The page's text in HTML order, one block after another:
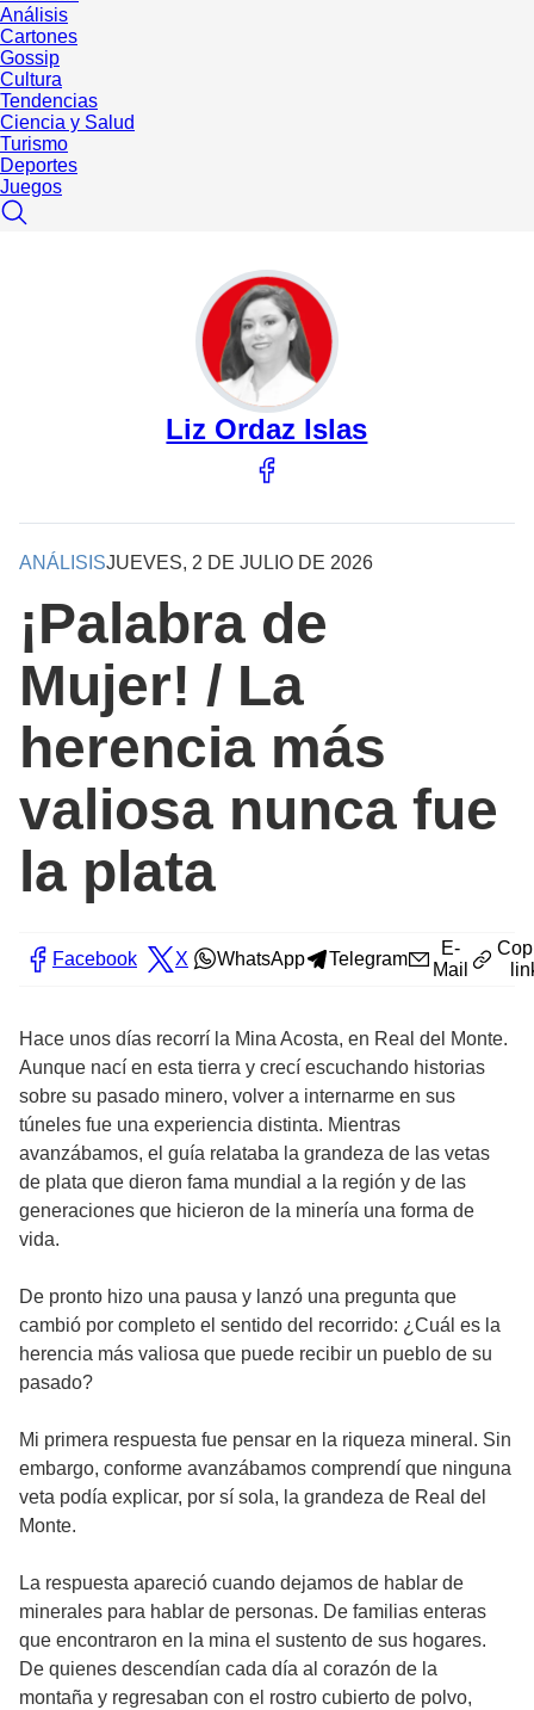
Análisis
Cartones
Gossip
Cultura
Tendencias
Ciencia y Salud
Turismo
Deportes
Juegos
Liz Ordaz Islas
ANÁLISISJUEVES, 2 DE JULIO DE 2026
¡Palabra de
Mujer! / La
herencia más
valiosa nunca fue
la plata
Facebook X WhatsApp Telegram
E-
Mail
Hace unos días recorrí la Mina Acosta, en Real del Monte.
Aunque nací en esta tierra y crecí escuchando historias
sobre su pasado minero, volver a internarme en sus
túneles fue una experiencia distinta. Mientras
avanzábamos, el guía relataba la grandeza de las vetas
de plata que dieron fama mundial a la región y de las
generaciones que hicieron de la minería una forma de
vida.
De pronto hizo una pausa y lanzó una pregunta que
cambió por completo el sentido del recorrido: ¿Cuál es la
herencia más valiosa que puede recibir un pueblo de su
pasado?
Mi primera respuesta fue pensar en la riqueza mineral. Sin
embargo, conforme avanzábamos comprendí que ninguna
veta podía explicar, por sí sola, la grandeza de Real del
Monte.
La respuesta apareció cuando dejamos de hablar de
minerales para hablar de personas. De familias enteras
que encontraron en la mina el sustento de sus hogares.
De quienes descendían cada día al corazón de la
montaña y regresaban con el rostro cubierto de polvo,